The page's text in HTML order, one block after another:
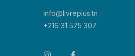
info@livreplus.tn
+216 31 575 307